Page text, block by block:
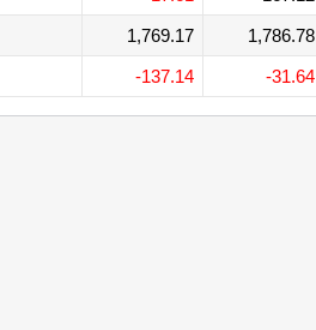
1,769.17 1,786.78
-137.14 -31.64